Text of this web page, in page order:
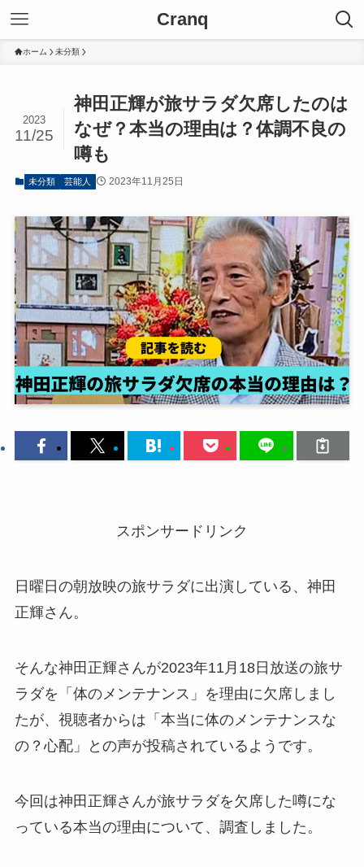
Cranq
ホーム 未分類
神田正輝が旅サラダ欠席したのは
なぜ？本当の理由は？体調不良の
噂も
2023
11/25
未分類 芸能人 2023年11月25日
スポンサードリンク
日曜日の朝放映の旅サラダに出演している、神田
正輝さん。
そんな神田正輝さんが2023年11月18日放送の旅サ
ラダを「体のメンテナンス」を理由に欠席しまし
たが、視聴者からは「本当に体のメンテナンスな
の？心配」との声が投稿されているようです。
今回は神田正輝さんが旅サラダを欠席した噂にな
っている本当の理由について、調査しました。